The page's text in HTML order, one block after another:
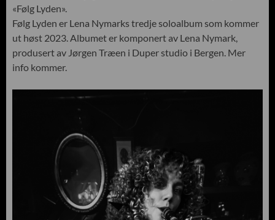
«Følg Lyden».
Følg Lyden er Lena Nymarks tredje soloalbum som kommer
ut høst 2023. Albumet er komponert av Lena Nymark,
produsert av Jørgen Træen i Duper studio i Bergen. Mer
info kommer.